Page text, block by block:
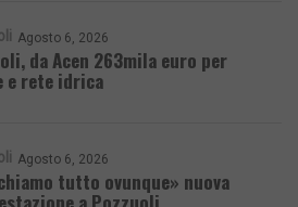
Agosto 6, 2026
da Acen 263mila euro per
e rete idrica
Agosto 6, 2026
tutto ovunque» nuova